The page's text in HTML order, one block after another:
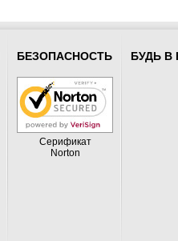
БЕЗОПАСНОСТЬ
Серификат
Norton
БУДЬ В